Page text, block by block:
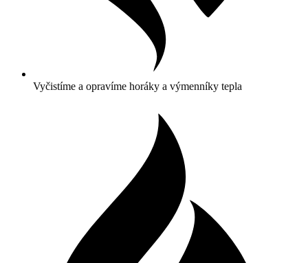
Vyčistíme a opravíme horáky a výmenníky tepla